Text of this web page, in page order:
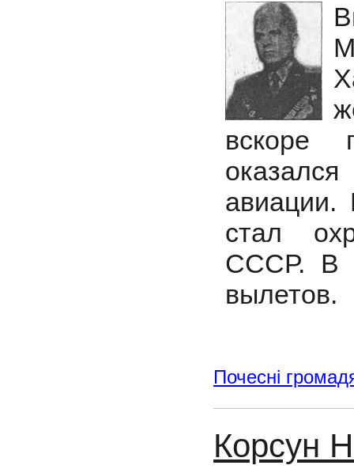
вскоре
авиации.
стал
СССР. В
вылетов.
Почесні
Корсун